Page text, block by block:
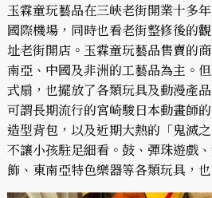
玉霖童玩藝品在三峽老街開業十多
國際機場，同時也看老街整修後的
址老街開店。玉霖童玩藝品售賣的
南亞、中國及非洲的工藝品為主。
式扇，也擺放了各類玩具及動漫產
可謂長期流行的宮崎駿日本動畫師
造型背包，以及近期大熱的「鬼滅
不讓小孩駐足細看。鼓、彈珠遊戲
飾、東南亞特色樂器等各類玩具，